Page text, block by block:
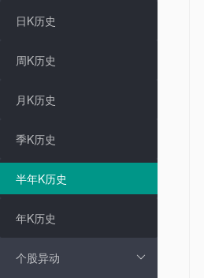
日K历史
周K历史
月K历史
季K历史
半年K历史
年K历史
个股异动